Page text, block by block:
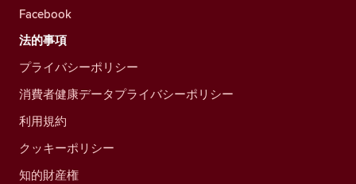
Facebook
法的事項
プライバシーポリシー
消費者健康データプライバシーポリシー
利用規約
クッキーポリシー
知的財産権